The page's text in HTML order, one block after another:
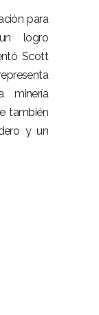
para
logro
Scott
minería
también
y un